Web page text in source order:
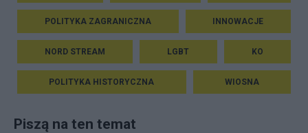
POLITYKA ZAGRANICZNA INNOWACJE
NORD STREAM LGBT KO
POLITYKA HISTORYCZNA WIOSNA
Piszą na ten temat